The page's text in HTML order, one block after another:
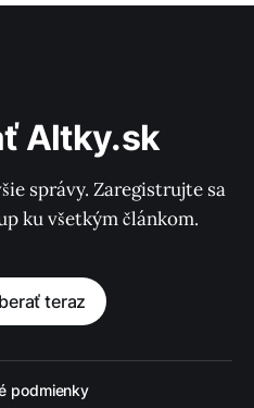
Altky.sk
správy. Zaregistrujte sa
ku všetkým článkom.
teraz
podmienky